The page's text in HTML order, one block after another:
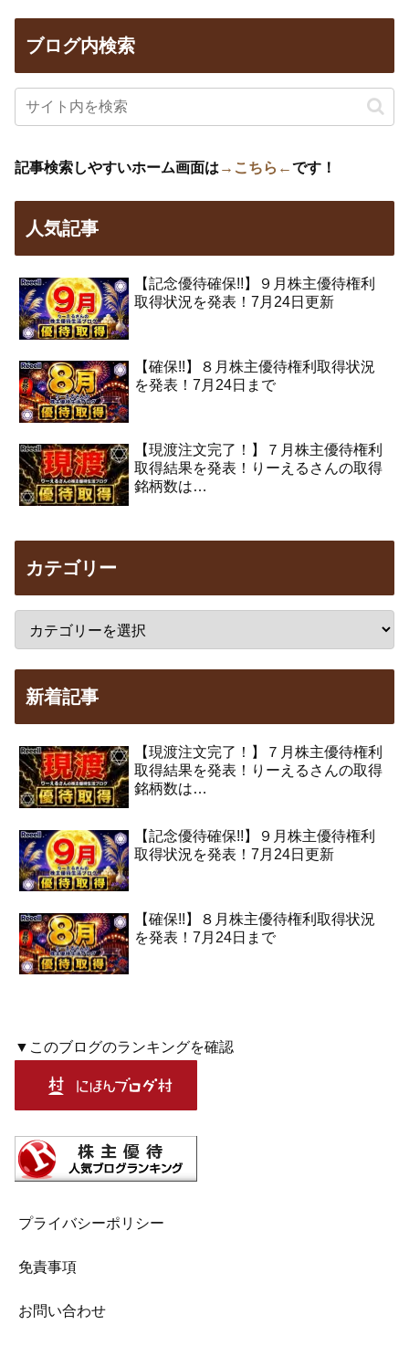
ブログ内検索
記事検索しやすいホーム画面は →こちら←です！
人気記事
【記念優待確保!!】９月株主優待権利
取得状況を発表！7月24日更新
【確保!!】８月株主優待権利取得状況
を発表！7月24日まで
【現渡注文完了！】７月株主優待権利
取得結果を発表！りーえるさんの取得
銘柄数は…
カテゴリー
新着記事
【現渡注文完了！】７月株主優待権利
取得結果を発表！りーえるさんの取得
銘柄数は…
【記念優待確保!!】９月株主優待権利
取得状況を発表！7月24日更新
【確保!!】８月株主優待権利取得状況
を発表！7月24日まで
▼このブログのランキングを確認
プライバシーポリシー
免責事項
お問い合わせ